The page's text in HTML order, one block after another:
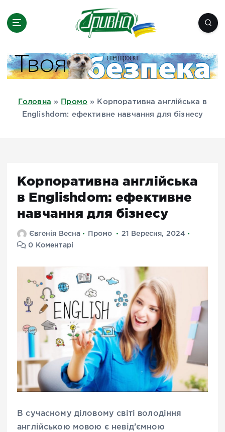
Миколаїв, Одеса, Мелітополь
Головна » Промо »
Корпоративна англійська в
Englishdom: ефективне навчання для бізнесу
Корпоративна англійська
в Englishdom: ефективне
навчання для бізнесу
Євгенія Весна Промо
21 Вересня, 2024
0 Коментарі
В сучасному діловому світі володіння
англійською мовою є невід’ємною